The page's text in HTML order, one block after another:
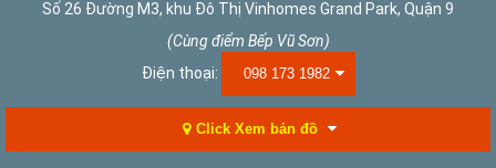
Số 26 Đường M3, khu Đô Thị Vinhomes Grand Park, Quận 9
(Cùng điểm Bếp Vũ Sơn)
Điện thoại:
098 173 1982
Click Xem bản đồ